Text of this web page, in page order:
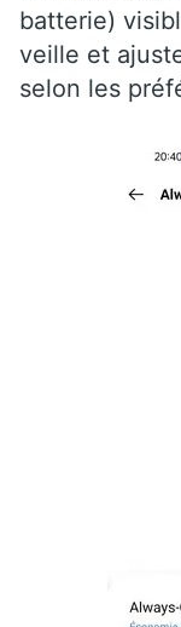
batterie)
veille et
selon les